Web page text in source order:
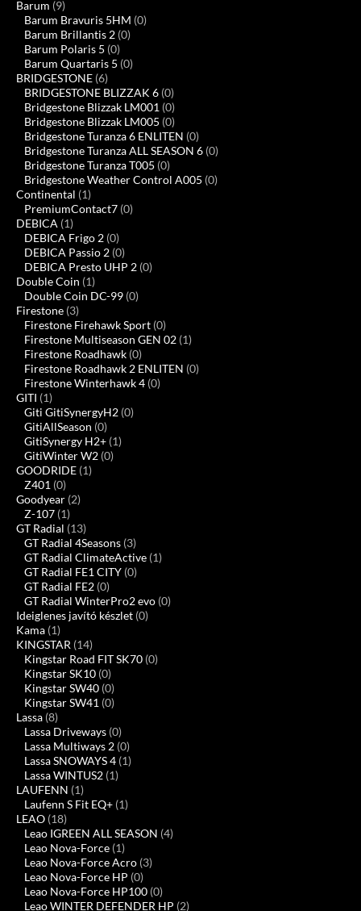
Barum (9)
Barum Bravuris 5HM (0)
Barum Brillantis 2 (0)
Barum Polaris 5 (0)
Barum Quartaris 5 (0)
BRIDGESTONE (6)
BRIDGESTONE BLIZZAK 6 (0)
Bridgestone Blizzak LM001 (0)
Bridgestone Blizzak LM005 (0)
Bridgestone Turanza 6 ENLITEN (0)
Bridgestone Turanza ALL SEASON 6 (0)
Bridgestone Turanza T005 (0)
Bridgestone Weather Control A005 (0)
Continental (1)
PremiumContact7 (0)
DEBICA (1)
DEBICA Frigo 2 (0)
DEBICA Passio 2 (0)
DEBICA Presto UHP 2 (0)
Double Coin (1)
Double Coin DC-99 (0)
Firestone (3)
Firestone Firehawk Sport (0)
Firestone Multiseason GEN 02 (1)
Firestone Roadhawk (0)
Firestone Roadhawk 2 ENLITEN (0)
Firestone Winterhawk 4 (0)
GITI (1)
Giti GitiSynergyH2 (0)
GitiAllSeason (0)
GitiSynergy H2+ (1)
GitiWinter W2 (0)
GOODRIDE (1)
Z401 (0)
Goodyear (2)
Z-107 (1)
GT Radial (13)
GT Radial 4Seasons (3)
GT Radial ClimateActive (1)
GT Radial FE1 CITY (0)
GT Radial FE2 (0)
GT Radial WinterPro2 evo (0)
Ideiglenes javító készlet (0)
Kama (1)
KINGSTAR (14)
Kingstar Road FIT SK70 (0)
Kingstar SK10 (0)
Kingstar SW40 (0)
Kingstar SW41 (0)
Lassa (8)
Lassa Driveways (0)
Lassa Multiways 2 (0)
Lassa SNOWAYS 4 (1)
Lassa WINTUS2 (1)
LAUFENN (1)
Laufenn S Fit EQ+ (1)
LEAO (18)
Leao IGREEN ALL SEASON (4)
Leao Nova-Force (1)
Leao Nova-Force Acro (3)
Leao Nova-Force HP (0)
Leao Nova-Force HP100 (0)
Leao WINTER DEFENDER HP (2)